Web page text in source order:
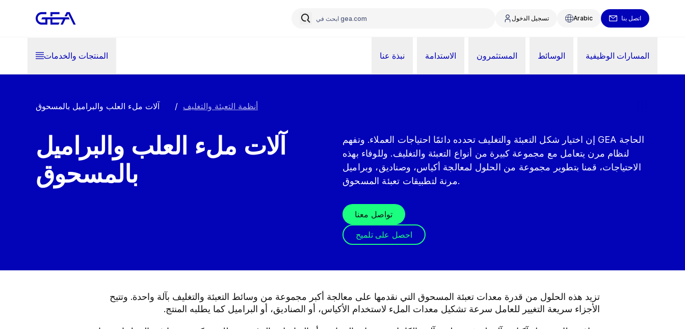
تسجيل الدخول Arabic اتصل بنا
المنتجات والخدمات نبذة عنا الاستدامة المستثمرون الوسائط المسارات الوظيفية
أنظمة التعبئة والتغليف / آلات ملء العلب والبراميل بالمسحوق
آلات ملء العلب والبراميل
بالمسحوق
إن اختيار شكل التعبئة والتغليف تحدده دائمًا احتياجات العملاء. وتفهم GEA الحاجة
لنظام مرن يتعامل مع مجموعة كبيرة من أنواع التعبئة والتغليف. وللوفاء بهذه
الاحتياجات، قمنا بتطوير مجموعة من الحلول لمعالجة أكياس، وصناديق، وبراميل
مرنة لتطبيقات تعبئة المسحوق.
تواصل معنا
احصل على تلميح
تزيد هذه الحلول من قدرة معدات تعبئة المسحوق التي نقدمها على معالجة أكبر مجموعة من وسائط التعبئة والتغليف بآلة واحدة. وتتيح
الأجزاء سريعة التغيير للعامل سرعة تشكيل معدات الملء لاستخدام الأكياس، أو الصناديق، أو البراميل كما يطلبه المنتج.